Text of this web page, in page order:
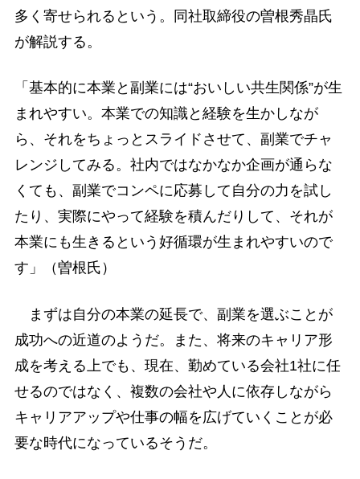
多く寄せられるという。同社取締役の曽根秀晶氏
が解説する。
「基本的に本業と副業には“おいしい共生関係”が生
まれやすい。本業での知識と経験を生かしなが
ら、それをちょっとスライドさせて、副業でチャ
レンジしてみる。社内ではなかなか企画が通らな
くても、副業でコンペに応募して自分の力を試し
たり、実際にやって経験を積んだりして、それが
本業にも生きるという好循環が生まれやすいので
す」（曽根氏）
まずは自分の本業の延長で、副業を選ぶことが
成功への近道のようだ。また、将来のキャリア形
成を考える上でも、現在、勤めている会社1社に任
せるのではなく、複数の会社や人に依存しながら
キャリアアップや仕事の幅を広げていくことが必
要な時代になっているそうだ。